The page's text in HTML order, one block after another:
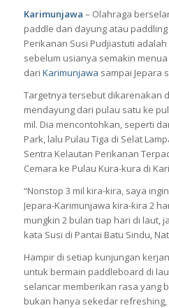
Karimunjawa – Olahraga
paddle dan dayung atau
Perikanan Susi Pudjiastuti
sebelum usianya semakin
dari Karimunjawa sampai Jepara
Targetnya tersebut dikarenakan
mendayung dari pulau satu ke
mil. Dia mencontohkan, seperti
Park, lalu Pulau Tiga di Selat
Sentra Kelautan Perikanan
Cemara ke Pulau Kura-kura di
“Nonstop 3 mil kira-kira, saya
Jepara-Karimunjawa kira-kira 2
mungkin 2 bulan tiap hari di laut,
kata Susi di Pantai Batu Sindu,
Hampir di setiap kunjungan
untuk bermain paddleboard di
selancar memberikan rasa yang
bukan hanya sekedar